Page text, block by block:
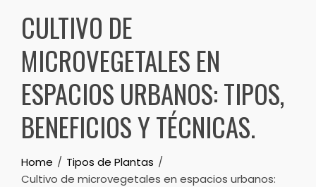
contentCULTIVO DE
MICROVEGETALES EN
ESPACIOS URBANOS: TIPOS,
BENEFICIOS Y TÉCNICAS.
Home
Tipos de Plantas
Cultivo de microvegetales en espacios urbanos: